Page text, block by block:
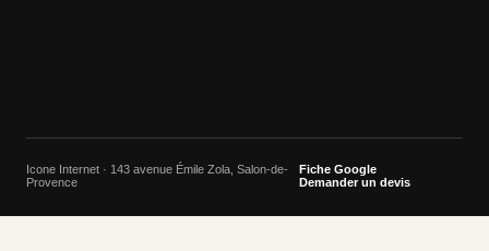
Icone Internet · 143 avenue Émile Zola, Salon-de-
Provence
Fiche Google
Demander un devis